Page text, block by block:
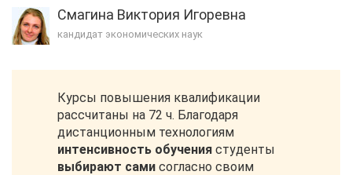
Смагина Виктория Игоревна
кандидат экономических наук
Курсы повышения квалификации
рассчитаны на 72 ч. Благодаря
дистанционным технологиям
интенсивность обучения студенты
выбирают сами согласно своим